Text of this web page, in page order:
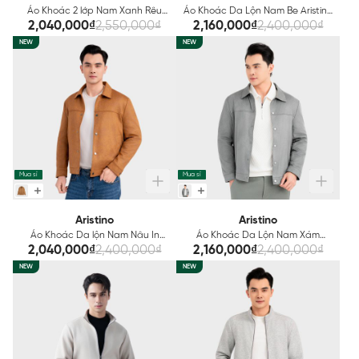
Áo Khoác 2 lớp Nam Xanh Rêu
Aristino Regular Fit AJK606EDP01
2,040,000₫2,550,000₫
Áo Khoác Da Lộn Nam Be Aristino
Regular Fit AJK006EDP01
2,160,000₫2,400,000₫
NEW
Mua sỉ
Aristino
Áo Khoác Da lộn Nam Nâu In
Aristino Regular Fit AJK607EDP01
2,040,000₫2,400,000₫
NEW
Mua sỉ
Aristino
Áo Khoác Da Lộn Nam Xám
Aristino Regular Fit AJK006EDP01
2,160,000₫2,400,000₫
NEW NEW